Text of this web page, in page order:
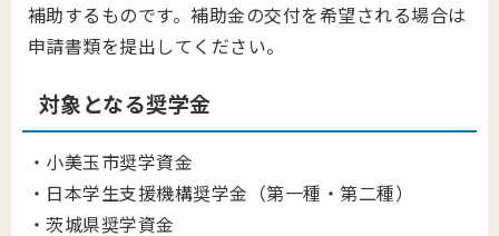
補助するものです。補助金の交付を希望される場合は
申請書類を提出してください。
対象となる奨学金
・小美玉市奨学資金
・日本学生支援機構奨学金（第一種・第二種）
・茨城県奨学資金